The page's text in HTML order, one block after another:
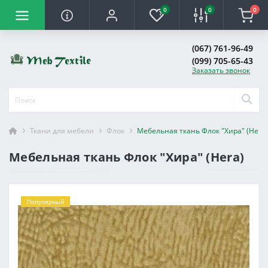
0 0 0
(067) 761-96-49
(099) 705-65-43
Заказать звонок
Ткани для мебели Флок Мебельная ткань Флок "Хира" (Hera)
Мебельная ткань Флок "Хира" (Hera)
Популярный